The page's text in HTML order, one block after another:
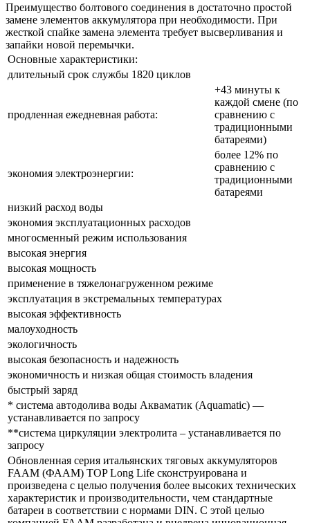
Преимущество болтового соединения в достаточно простой
замене элементов аккумулятора при необходимости. При
жесткой спайке замена элемента требует высверливания и
запайки новой перемычки.
Основные характеристики:
длительный срок службы 1820 циклов
продленная ежедневная работа:
+43 минуты к
каждой смене (по
сравнению с
традиционными
батареями)
экономия электроэнергии:
более 12% по
сравнению с
традиционными
батареями
низкий расход воды
экономия эксплуатационных расходов
многосменный режим использования
высокая энергия
высокая мощность
применение в тяжелонагруженном режиме
эксплуатация в экстремальных температурах
высокая эффективность
малоуходность
экологичность
высокая безопасность и надежность
экономичность и низкая общая стоимость владения
быстрый заряд
* система автодолива воды Акваматик (Aquamatic) —
устанавливается по запросу
**система циркуляции электролита – устанавливается по
запросу
Обновленная серия итальянских тяговых аккумуляторов
FAAM (ФААМ) TOP Long Life сконструирована и
произведена с целью получения более высоких технических
характеристик и производительности, чем стандартные
батареи в соответствии с нормами DIN. С этой целью